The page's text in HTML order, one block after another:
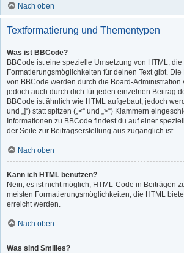
Nach oben
Textformatierung und Thementypen
Was ist BBCode?
BBCode ist eine spezielle Umsetzung von HTML,
Formatierungsmöglichkeiten für deinen Text gibt.
von BBCode werden durch die Board-Administration
jedoch auch durch dich für jeden einzelnen Beitrag
BBCode ist ähnlich wie HTML aufgebaut, jedoch
und „]“) statt spitzen („<“ und „>“) Klammern
Informationen zu BBCode findest du auf einer
der Seite zur Beitragserstellung aus zugänglich ist.
Nach oben
Kann ich HTML benutzen?
Nein, es ist nicht möglich, HTML-Code in Beiträgen
meisten Formatierungsmöglichkeiten, die HTML
erreicht werden.
Nach oben
Was sind Smilies?